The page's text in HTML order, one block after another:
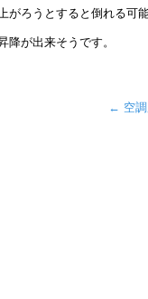
がろうとすると倒れる可
降が出来そうです。
← 空